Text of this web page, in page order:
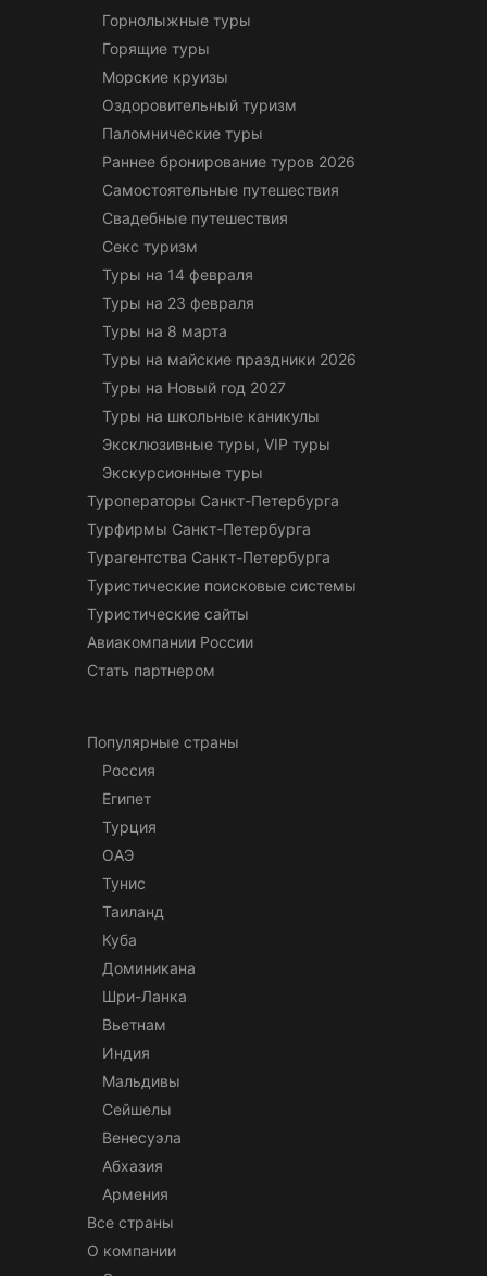
Горнолыжные туры
Горящие туры
Морские круизы
Оздоровительный туризм
Паломнические туры
Раннее бронирование туров 2026
Самостоятельные путешествия
Свадебные путешествия
Секс туризм
Туры на 14 февраля
Туры на 23 февраля
Туры на 8 марта
Туры на майские праздники 2026
Туры на Новый год 2027
Туры на школьные каникулы
Эксклюзивные туры, VIP туры
Экскурсионные туры
Туроператоры Санкт-Петербурга
Турфирмы Санкт-Петербурга
Турагентства Санкт-Петербурга
Туристические поисковые системы
Туристические сайты
Авиакомпании России
Стать партнером
Популярные страны
Россия
Египет
Турция
ОАЭ
Тунис
Таиланд
Куба
Доминикана
Шри-Ланка
Вьетнам
Индия
Мальдивы
Сейшелы
Венесуэла
Абхазия
Армения
Все страны
О компании